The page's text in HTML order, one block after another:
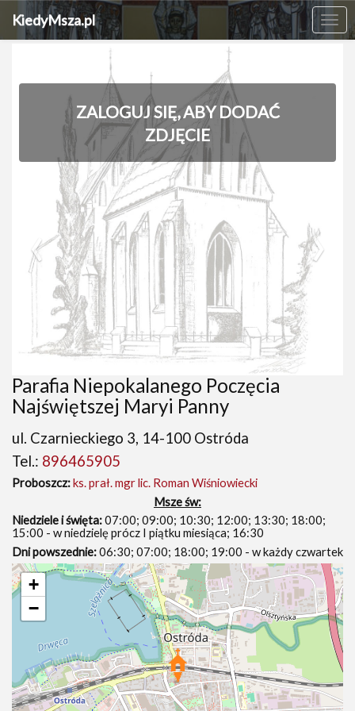
KiedyMsza.pl
ZALOGUJ SIĘ, ABY DODAĆ
ZDJĘCIE
‹ ›
Parafia Niepokalanego Poczęcia
Najświętszej Maryi Panny
ul. Czarnieckiego 3, 14-100 Ostróda
Tel.: 896465905
Proboszcz:ks. prał. mgr lic. Roman Wiśniowiecki
Msze św:
Niedziele i święta:07:00; 09:00; 10:30; 12:00; 13:30; 18:00;
15:00 - w niedzielę prócz I piątku miesiąca; 16:30
Dni powszednie:06:30; 07:00; 18:00; 19:00 - w każdy czwartek
+
−